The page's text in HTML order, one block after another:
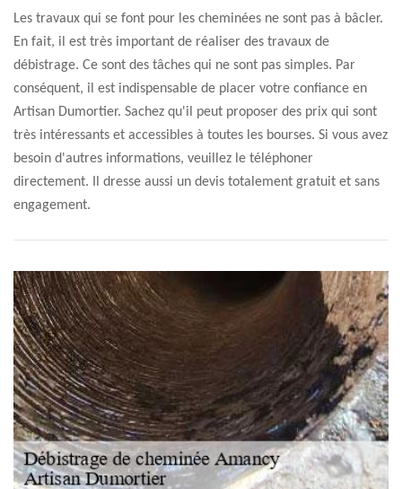
Les travaux qui se font pour les cheminées ne sont pas à bâcler.
En fait, il est très important de réaliser des travaux de
débistrage. Ce sont des tâches qui ne sont pas simples. Par
conséquent, il est indispensable de placer votre confiance en
Artisan Dumortier. Sachez qu'il peut proposer des prix qui sont
très intéressants et accessibles à toutes les bourses. Si vous avez
besoin d'autres informations, veuillez le téléphoner
directement. Il dresse aussi un devis totalement gratuit et sans
engagement.